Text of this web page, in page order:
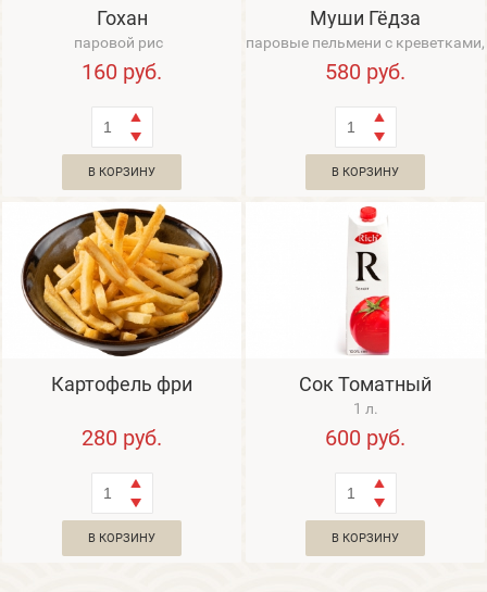
Гохан
паровой рис
160 руб.
В КОРЗИНУ
Муши Гёдза
паровые пельмени с креветками,
имбирем, зеленым луком,
имбирно-сое...
580 руб.
В КОРЗИНУ
Картофель фри
280 руб.
В КОРЗИНУ
Сок Томатный
1 л.
600 руб.
В КОРЗИНУ